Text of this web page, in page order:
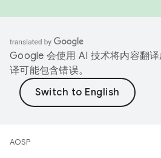
Google 会使用 AI 技术将内容翻
译可能包含错误。
AOSP